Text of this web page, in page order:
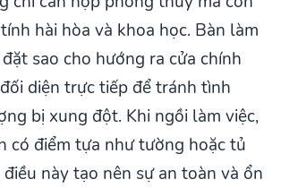
hài hòa và khoa học. Bàn làm
sao cho hướng ra cửa chính
diện trực tiếp để tránh tình
bị xung đột. Khi ngồi làm việc,
có điểm tựa như tường hoặc tủ
này tạo nên sự an toàn và ổn